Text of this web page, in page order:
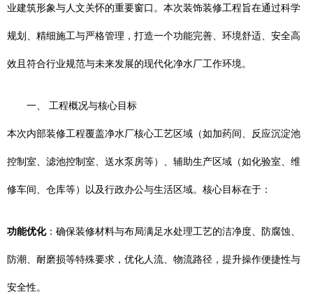
业建筑形象与人文关怀的重要窗口。本次装饰装修工程旨在通过科学
规划、精细施工与严格管理，打造一个功能完善、环境舒适、安全高
效且符合行业规范与未来发展的现代化净水厂工作环境。
一、 工程概况与核心目标
本次内部装修工程覆盖净水厂核心工艺区域（如加药间、反应沉淀池
控制室、滤池控制室、送水泵房等）、辅助生产区域（如化验室、维
修车间、仓库等）以及行政办公与生活区域。核心目标在于：
功能优化：确保装修材料与布局满足水处理工艺的洁净度、防腐蚀、
防潮、耐磨损等特殊要求，优化人流、物流路径，提升操作便捷性与
安全性。